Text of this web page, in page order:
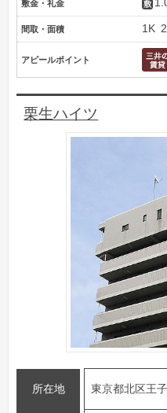
敷金・礼金
間取・面積 1K
アピールポイント
栗生ハイツ
所在地 東京都北区王